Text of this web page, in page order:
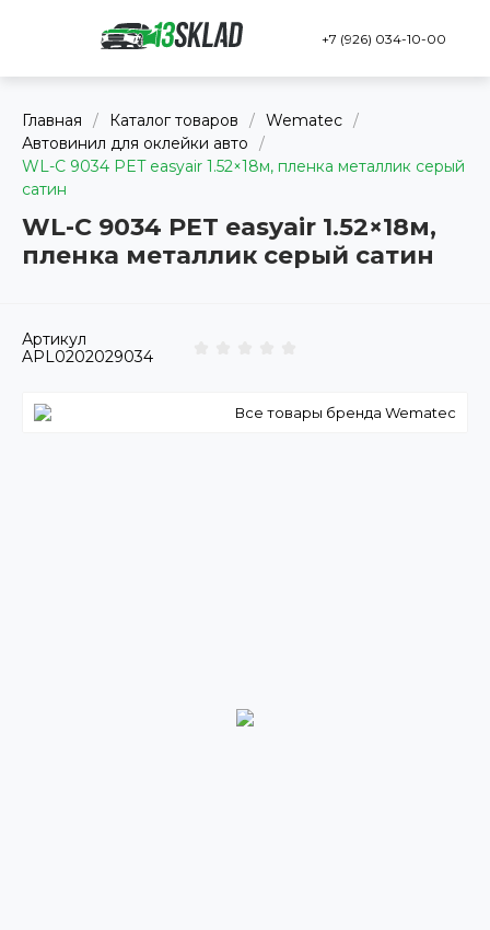
+7 (926) 034-10-00
Главная / Каталог товаров / Wematec /
Автовинил для оклейки авто
/
WL-C 9034 PET easyair 1.52×18м, пленка металлик серый
сатин
WL-C 9034 PET easyair 1.52×18м,
пленка металлик серый сатин
Артикул
APL0202029034
Все товары бренда Wematec